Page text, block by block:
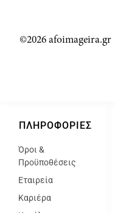
ΠΛΗΡΟΦΟΡΊΕΣ
Όροι &
Προϋποθέσεις
Εταιρεία
Καριέρα
©2026 afoimageira.gr